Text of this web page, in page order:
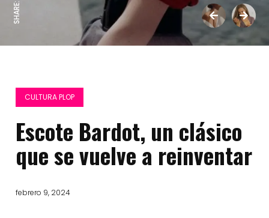
SHARE:
CULTURA PLOP
Escote Bardot, un clásico
que se vuelve a reinventar
febrero 9, 2024